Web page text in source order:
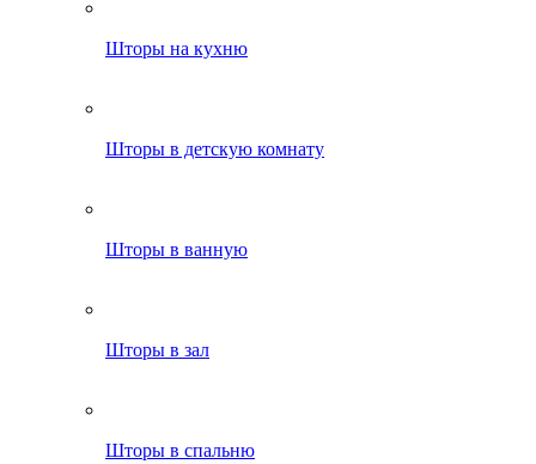
Шторы на кухню
Шторы в детскую комнату
Шторы в ванную
Шторы в зал
Шторы в спальню